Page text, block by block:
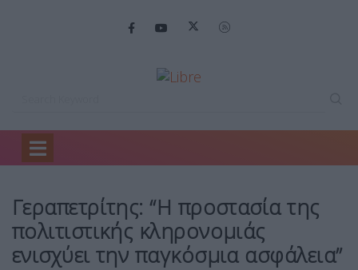
Home
Γεραπετρίτης: “Η προστασία της
πολιτιστικής κληρονομιάς
ενισχύει την παγκόσμια ασφάλεια”